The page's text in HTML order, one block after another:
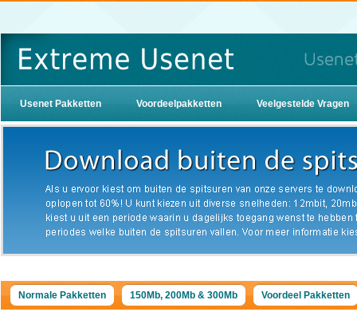
Usenet Pakketten Voordeelpakketten Veelgestelde Vragen
Normale Pakketten 150Mb, 200Mb & 300Mb Voordeel Pakketten